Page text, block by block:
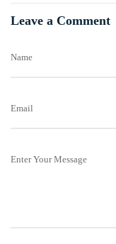
Leave a Comment
Name
Email
Enter Your Message